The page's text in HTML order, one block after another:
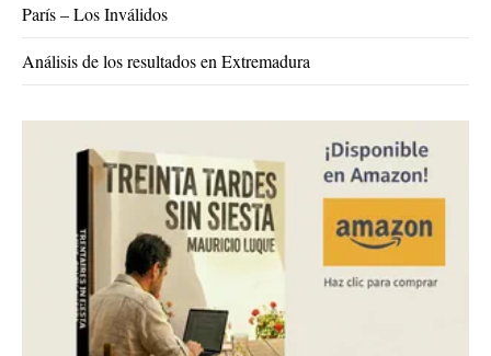
París – Los Inválidos
Análisis de los resultados en Extremadura